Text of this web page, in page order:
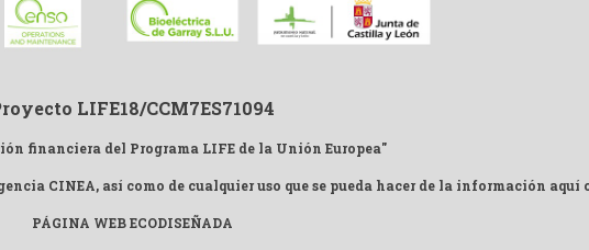
LIFE18/CCM7ES71094
financiera del Programa LIFE de la Unión Europea"
CINEA, así como de cualquier uso que se pueda hacer de la información
PÁGINA WEB ECODISEÑADA